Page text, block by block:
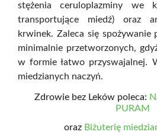
stężenia ceruloplazminy we
transportujące miedź) oraz
krwinek. Zaleca się
minimalnie przetworzonych,
w formie łatwo przyswajalnej.
miedzianych naczyń.
Zdrowie bez Leków poleca:
PURAM
oraz Biżuterię